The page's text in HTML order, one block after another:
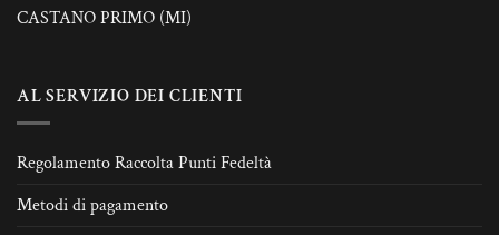
CASTANO PRIMO (MI)
AL SERVIZIO DEI CLIENTI
Regolamento Raccolta Punti Fedeltà
Metodi di pagamento